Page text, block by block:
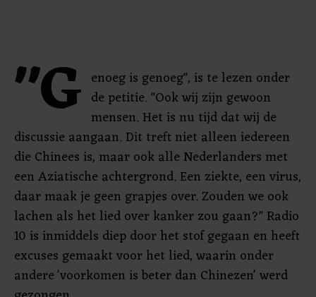
"G enoeg is genoeg", is te lezen onder
de petitie. "Ook wij zijn gewoon
mensen. Het is nu tijd dat wij de
discussie aangaan. Dit treft niet alleen iedereen
die Chinees is, maar ook alle Nederlanders met
een Aziatische achtergrond. Een ziekte, een virus,
daar maak je geen grapjes over. Zouden we ook
lachen als het lied over kanker zou gaan?" Radio
10 is inmiddels diep door het stof gegaan en heeft
excuses gemaakt voor het lied, waarin onder
andere 'voorkomen is beter dan Chinezen' werd